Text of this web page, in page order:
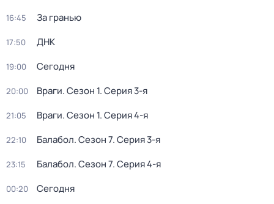
16:45 За гранью
17:50 ДНК
19:00 Сегодня
20:00 Враги. Сезон 1. Серия 3-я
21:05 Враги. Сезон 1. Серия 4-я
22:10 Балабол. Сезон 7. Серия 3-я
23:15 Балабол. Сезон 7. Серия 4-я
00:20 Сегодня